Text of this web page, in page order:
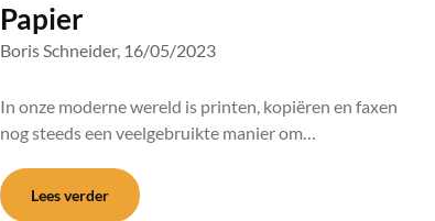
Papier
Boris Schneider, 16/05/2023
In onze moderne wereld is printen, kopiëren en faxen
nog steeds een veelgebruikte manier om…
Lees verder